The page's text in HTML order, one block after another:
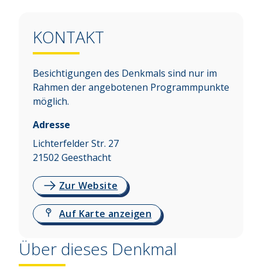
KONTAKT
Besichtigungen des Denkmals sind nur im
Rahmen der angebotenen Programmpunkte
möglich.
Adresse
Lichterfelder Str. 27
21502 Geesthacht
Zur Website
Auf Karte anzeigen
Über dieses Denkmal